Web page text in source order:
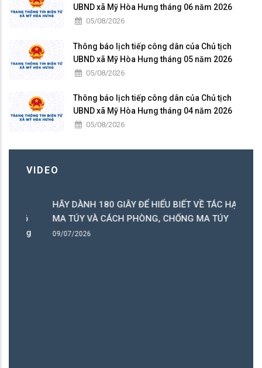
UBND xã Mỹ Hòa Hưng tháng 06 năm 2026
05/08/2026
Thông báo lịch tiếp công dân của Chủ tịch
UBND xã Mỹ Hòa Hưng tháng 05 năm 2026
05/08/2026
Thông báo lịch tiếp công dân của Chủ tịch
UBND xã Mỹ Hòa Hưng tháng 04 năm 2026
05/08/2026
VIDEO
HÃY DÀNH 180 GIÂY ĐỂ HIỂU BIẾT VỀ TÁC HẠI CỦA
MA TÚY VÀ CÁCH PHÒNG, CHỐNG MA TÚY
09/07/2026